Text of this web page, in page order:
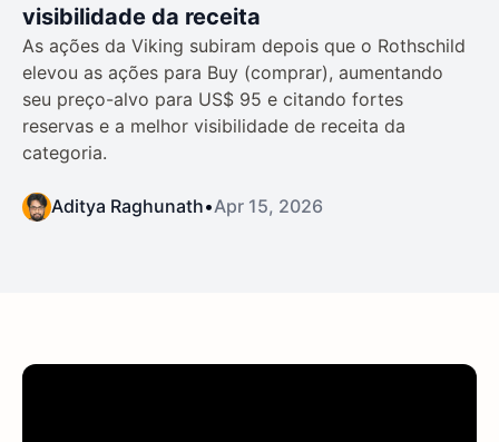
visibilidade da receita
As ações da Viking subiram depois que o Rothschild
elevou as ações para Buy (comprar), aumentando
seu preço-alvo para US$ 95 e citando fortes
reservas e a melhor visibilidade de receita da
categoria.
Aditya Raghunath•Apr 15, 2026